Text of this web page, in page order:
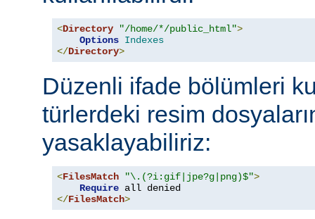
<Directory "/home/*/public_html">
Options Indexes
</Directory>
Düzenli ifade bölümleri
türlerdeki resim
yasaklayabiliriz:
<FilesMatch "\.(?i:gif|jpe?g|png)$">
Require
</FilesMatch>